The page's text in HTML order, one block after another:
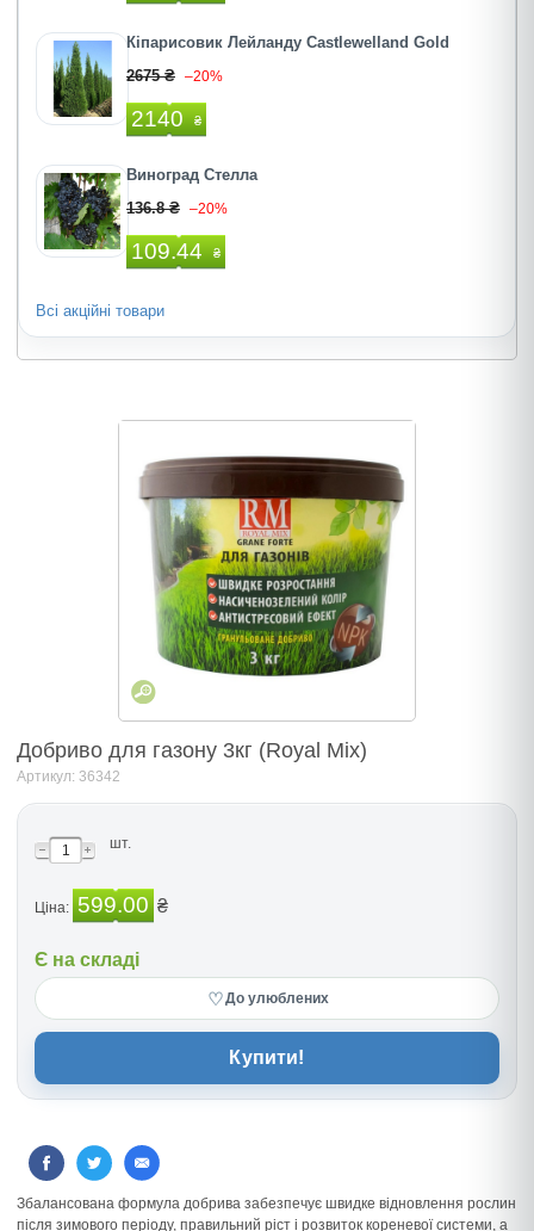
Кіпарисовик Лейланду Castlewelland Gold
2675 ₴ –20%
2140 ₴
Виноград Стелла
136.8 ₴ –20%
109.44 ₴
Всі акційні товари
Добриво для газону 3кг (Royal Mix)
Артикул: 36342
шт.
Ціна: 599.00 ₴
Є на складі
♡До улюблених
Купити!
Збалансована формула добрива забезпечує швидке відновлення рослин
після зимового періоду, правильний ріст і розвиток кореневої системи, а